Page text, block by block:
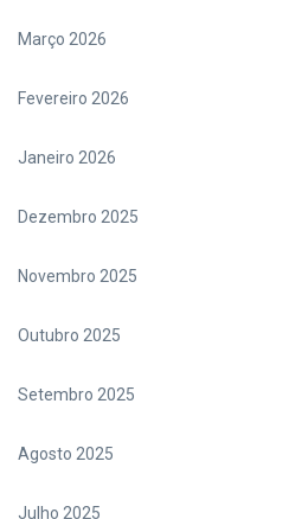
Março 2026
Fevereiro 2026
Janeiro 2026
Dezembro 2025
Novembro 2025
Outubro 2025
Setembro 2025
Agosto 2025
Julho 2025